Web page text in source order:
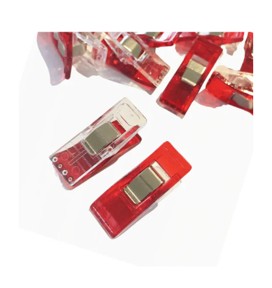
Patronen
Naaimachines
Tips & tricks
Cadeaubon